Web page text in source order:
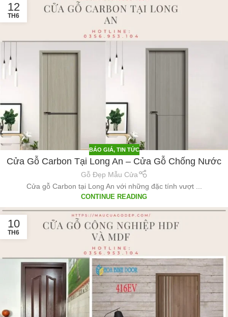
12
TH6
BÁO GIÁ, TIN TỨC
Cửa Gỗ Carbon Tại Long An – Cửa Gỗ Chống Nước
Gỗ Đẹp Mẫu Cửa
Cửa gỗ Carbon tại Long An với những đặc tính vượt ...
CONTINUE READING
10
TH6